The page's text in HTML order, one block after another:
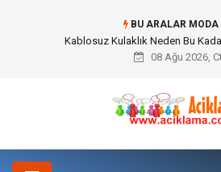
BU ARALAR MODA
Boşanma Avukatı ile Duygusal
08 Ağu 2026,